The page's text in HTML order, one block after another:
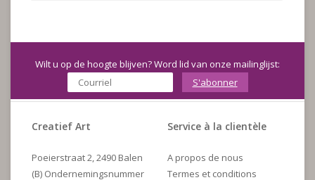
Wilt u op de hoogte blijven? Word lid van onze mailinglijst:
S'abonner
Creatief Art
Poeierstraat 2, 2490 Balen
(B) Ondernemingsnummer
Service à la clientèle
A propos de nous
Termes et conditions